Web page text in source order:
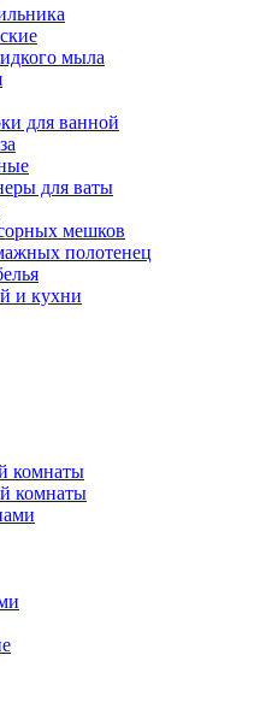
мыла
для ванной
для ваты
мешков
полотенец
и кухни
комнаты
комнаты